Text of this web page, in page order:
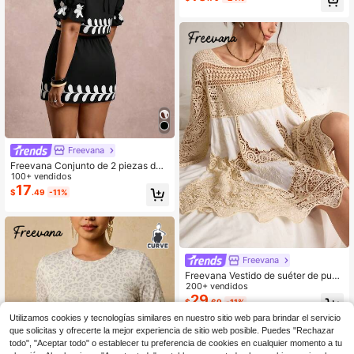
Freevana
Freevana Conjunto de 2 piezas de t
op corto y minifalda estampados pa
ra mujer de talla grande
100+ vendidos
$17.49 -11%
últimas blusas casuales elegantes p
ara mujer, blusas de encaje para mu
jer, blusas transparentes para mujer,
blusas de encaje para mujer, blusas
de manga corta para mujer, blusas y
blusas para mujer, Día de la Madre
Freevana
Freevana Vestido de suéter de punt
o de manga larga y cuello redondo
para mujer
200+ vendidos
$29.69 -11%
Utilizamos cookies y tecnologías similares en nuestro sitio web para brindar el servicio
que solicitas y ofrecerte la mejor experiencia de sitio web posible. Puedes "Rechazar
todo", "Aceptar todo" o establecer tu preferencia de cookies en cualquier momento a tu